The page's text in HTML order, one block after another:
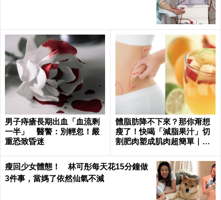
男子痔瘡長期出血「血流剩
一半」 醫警：別輕忽！嚴
重恐致昏迷
體脂肪降不下來？那你甭想
瘦了！快喝「減脂果汁」切
割肥肉塑成肌肉超簡單｜每
瘦回少女體態！ 林可彤每天花15分鐘做
3件事，當媽了依然仙氣不減